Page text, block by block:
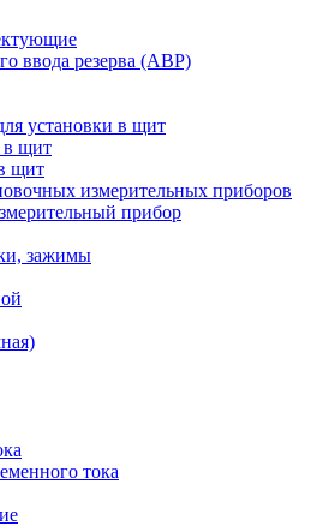
ввода резерва (АВР)
установки в щит
в щит
щит
измерительных приборов
прибор
зажимы
тока